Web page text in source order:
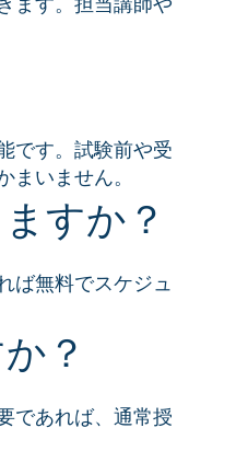
です。試験前や受
いません。
すか？
ば無料でスケジュ
？
であれば、通常授